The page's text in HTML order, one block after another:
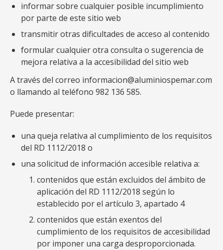
informar sobre cualquier posible incumplimiento
por parte de este sitio web
transmitir otras dificultades de acceso al contenido
formular cualquier otra consulta o sugerencia de
mejora relativa a la accesibilidad del sitio web
A través del correo informacion@aluminiospemar.com
o llamando al teléfono 982 136 585.
Puede presentar:
una queja relativa al cumplimiento de los requisitos
del RD 1112/2018 o
una solicitud de información accesible relativa a:
contenidos que están excluidos del ámbito de
aplicación del RD 1112/2018 según lo
establecido por el artículo 3, apartado 4
contenidos que están exentos del
cumplimiento de los requisitos de accesibilidad
por imponer una carga desproporcionada.